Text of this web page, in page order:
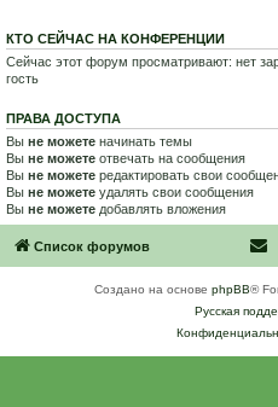
КТО СЕЙЧАС НА КОНФЕРЕНЦИИ
Сейчас этот форум просматривают: нет
гость
ПРАВА ДОСТУПА
Вы не можете начинать темы
Вы не можете отвечать на сообщения
Вы не можете редактировать свои
Вы не можете удалять свои сообщения
Вы не можете добавлять вложения
Список форумов
Создано на основе phpBB®
Русская